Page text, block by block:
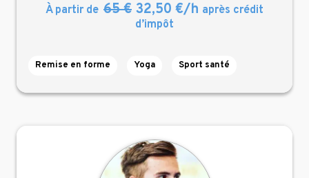
À partir de 65 € 32,50 €/h après crédit
d’impôt
Remise en forme Yoga Sport santé